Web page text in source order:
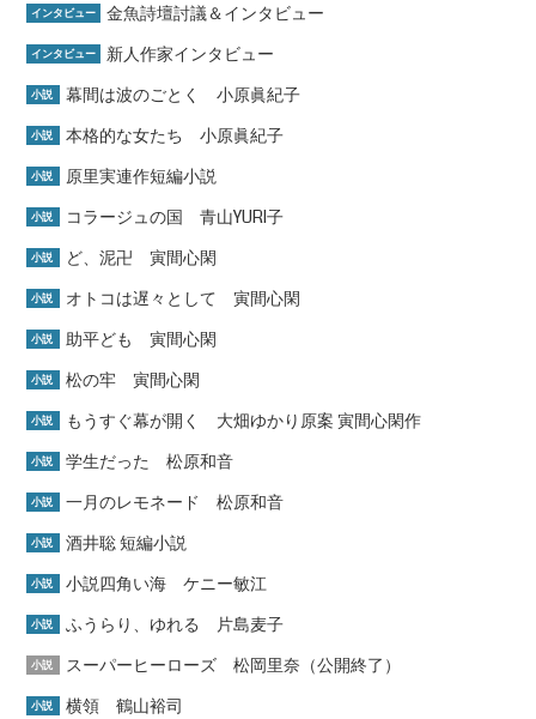
インタビュー 金魚詩壇討議＆インタビュー
インタビュー 新人作家インタビュー
小説 幕間は波のごとく 小原眞紀子
小説 本格的な女たち 小原眞紀子
小説 原里実連作短編小説
小説 コラージュの国 青山YURI子
小説 ど、泥卍 寅間心閑
小説 オトコは遅々として 寅間心閑
小説 助平ども 寅間心閑
小説 松の牢 寅間心閑
小説 もうすぐ幕が開く 大畑ゆかり原案 寅間心閑作
小説 学生だった 松原和音
小説 一月のレモネード 松原和音
小説 酒井聡 短編小説
小説 小説四角い海 ケニー敏江
小説 ふうらり、ゆれる 片島麦子
小説 スーパーヒーローズ 松岡里奈（公開終了）
小説 横領 鶴山裕司